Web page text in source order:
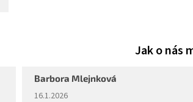
Barbora Mlejnková
Hodnocení obchodu je 5 z 5 hvězdiček.
16.1.2026